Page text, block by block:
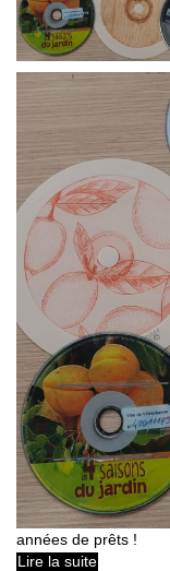
années de prêts !
Lire la suite